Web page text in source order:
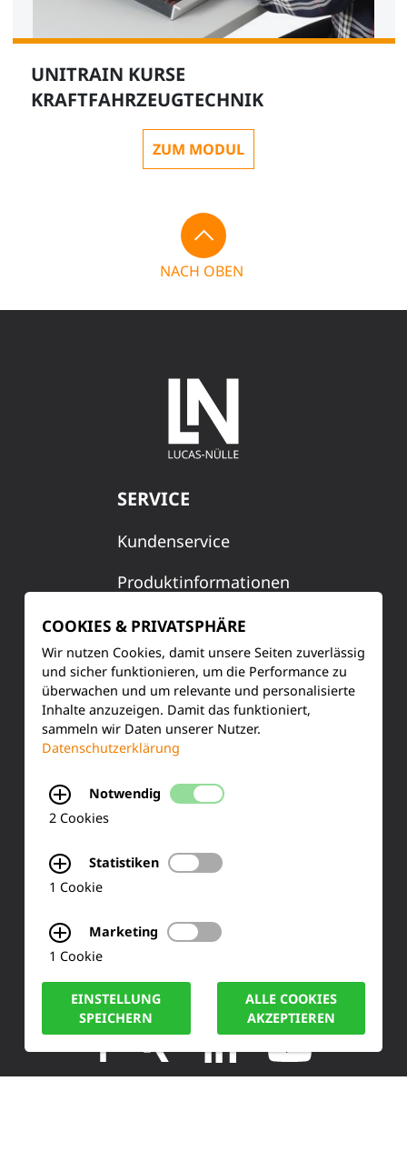
UNITRAIN KURSE
KRAFTFAHRZEUGTECHNIK
ZUM MODUL
NACH OBEN
SERVICE
Kundenservice
Produktinformationen
Training & Schulung
Ihre Meinung
FAQ
KONTAKT
50170 Kerpen
Fax: +49 (0) 2273 567 30
info@lucas-nuelle.de
COOKIES & PRIVATSPHÄRE
Wir nutzen Cookies, damit unsere Seiten zuverlässig
und sicher funktionieren, um die Performance zu
überwachen und um relevante und personalisierte
Inhalte anzuzeigen. Damit das funktioniert,
sammeln wir Daten unserer Nutzer.
Datenschutzerklärung
Notwendig
2 Cookies
Statistiken
1 Cookie
Marketing
1 Cookie
EINSTELLUNG
SPEICHERN
ALLE COOKIES
AKZEPTIEREN